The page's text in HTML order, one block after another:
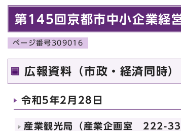
第145回京都市中小企業経
ページ番号309016
広報資料（市政・経済同時）
令和5年2月28日
産業観光局（産業企画室 222-